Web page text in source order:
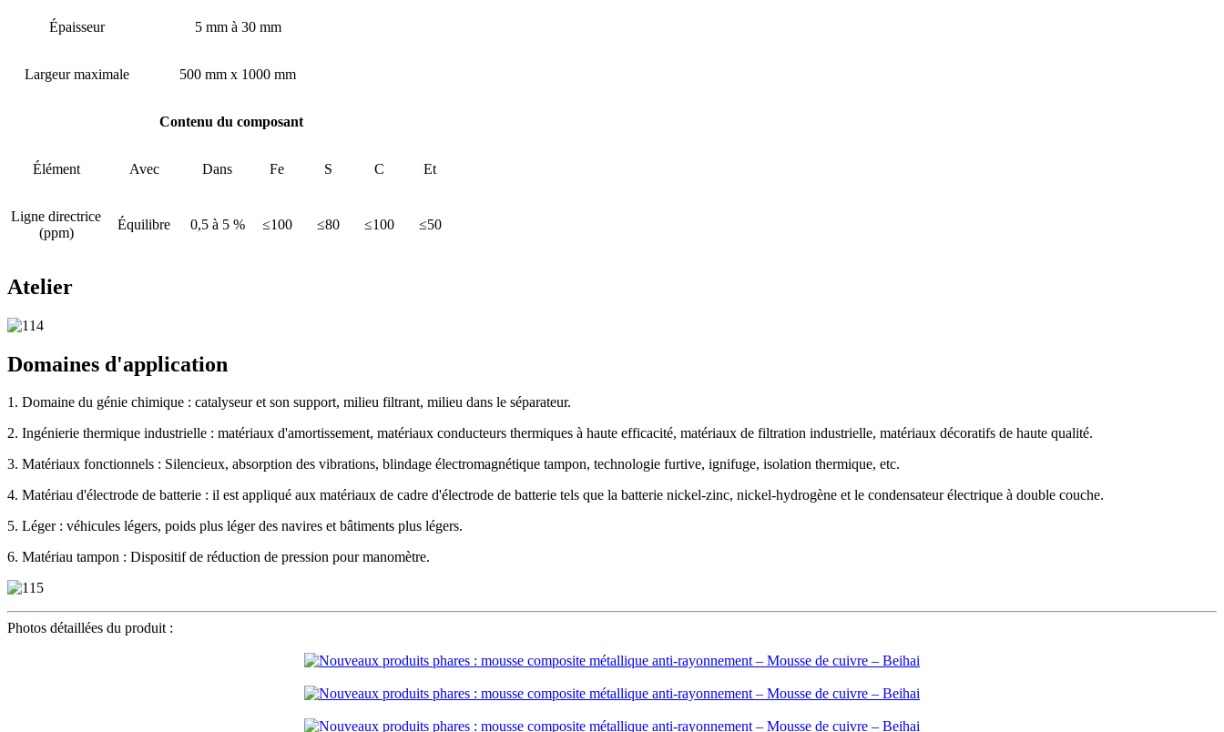
Épaisseur 5 mm à 30 mm
Largeur maximale 500 mm x 1000 mm
Contenu du composant
Élément Avec Dans Fe S C Et
Ligne directrice
(ppm)
Équilibre 0,5 à 5 % ≤100 ≤80 ≤100 ≤50
Atelier
Domaines d'application
1. Domaine du génie chimique : catalyseur et son support, milieu filtrant, milieu dans le séparateur.
2. Ingénierie thermique industrielle : matériaux d'amortissement, matériaux conducteurs thermiques à haute efficacité, matériaux de filtration industrielle, matériaux décoratifs de haute qualité.
3. Matériaux fonctionnels : Silencieux, absorption des vibrations, blindage électromagnétique tampon, technologie furtive, ignifuge, isolation thermique, etc.
4. Matériau d'électrode de batterie : il est appliqué aux matériaux de cadre d'électrode de batterie tels que la batterie nickel-zinc, nickel-hydrogène et le condensateur électrique à double couche.
5. Léger : véhicules légers, poids plus léger des navires et bâtiments plus légers.
6. Matériau tampon : Dispositif de réduction de pression pour manomètre.
Photos détaillées du produit :